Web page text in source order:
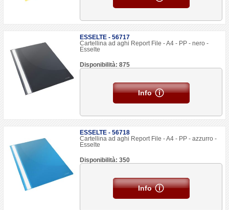
ESSELTE - 56717
Cartellina ad aghi Report File - A4 - PP - nero -
Esselte
Disponibilità: 875
Info
ESSELTE - 56718
Cartellina ad aghi Report File - A4 - PP - azzurro -
Esselte
Disponibilità: 350
Info